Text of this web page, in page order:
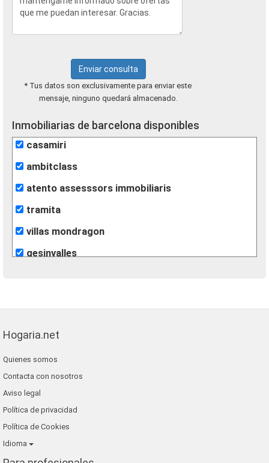
Enviar consulta
* Tus datos son exclusivamente para enviar este
mensaje, ninguno quedará almacenado.
Inmobiliarias de barcelona disponibles
casamiri
ambitclass
atento assesssors immobiliaris
tramita
villas mondragon
gesinvalles
lunallar
blaneshouse s.l.
grup 90
Hogaria.net
Quienes somos
Contacta con nosotros
Aviso legal
Política de privacidad
Política de Cookies
Idioma